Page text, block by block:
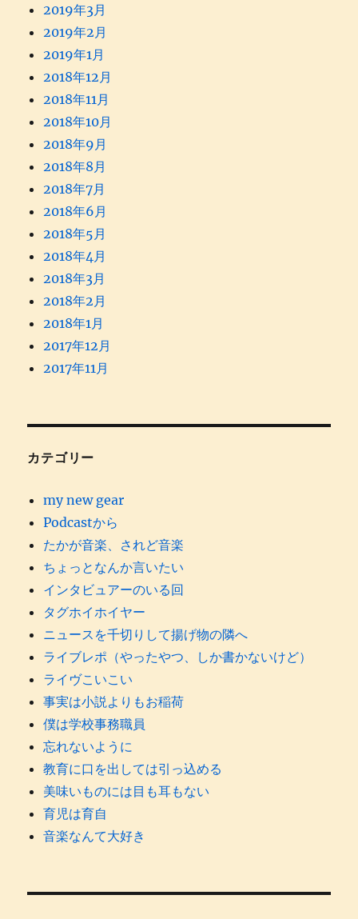
2019年3月
2019年2月
2019年1月
2018年12月
2018年11月
2018年10月
2018年9月
2018年8月
2018年7月
2018年6月
2018年5月
2018年4月
2018年3月
2018年2月
2018年1月
2017年12月
2017年11月
カテゴリー
my new gear
Podcastから
たかが音楽、されど音楽
ちょっとなんか言いたい
インタビュアーのいる回
タグホイホイヤー
ニュースを千切りして揚げ物の隣へ
ライブレポ（やったやつ、しか書かないけど）
ライヴこいこい
事実は小説よりもお稲荷
僕は学校事務職員
忘れないように
教育に口を出しては引っ込める
美味いものには目も耳もない
育児は育自
音楽なんて大好き